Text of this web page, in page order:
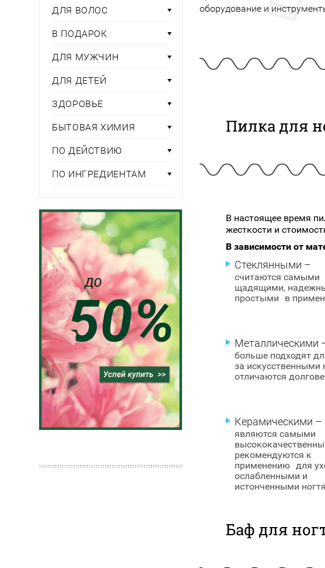
Для детей
Здоровье
Бытовая химия
Подборки
Румяна
ДЛЯ ГЛАЗ
Помады
Самыйширокий ассортимент косметики всегда в наличии!
Туши для ресниц
ДЛЯ ВОЛОС
В ПОДАРОК
ДЛЯ МУЖЧИН
ДЛЯ ДЕТЕЙ
ЗДОРОВЬЕ
БЫТОВАЯ ХИМИЯ
ПО ДЕЙСТВИЮ
ПО ИНГРЕДИЕНТАМ
оборудование и
Пилка для
В настоящее время
жесткости и
В зависимости от
Стеклянными –
считаются самыми
щадящими,
простыми в
Металлическими
больше подходят
за искусственными
отличаются
Керамическими –
являются самыми
рекомендуются к
применению для
ослабленными и
истонченными
Баф для